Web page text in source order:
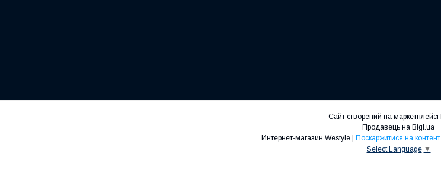
Сайт створений на маркетплейсі
Продавець на Bigl.ua
Поскаржитися на контент
Select Language ▼